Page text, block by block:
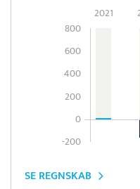
800
600
400
200
0
-200
2021
SE REGNSKAB